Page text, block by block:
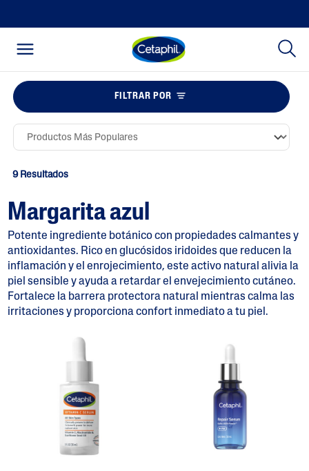
FILTRAR POR
Humectantes
Limpiadores
Problemas En Piel
9 Resultados
Margarita azul
Potente ingrediente botánico con propiedades calmantes y
antioxidantes. Rico en glucósidos iridoides que reducen la
inflamación y el enrojecimiento, este activo natural alivia la
piel sensible y ayuda a retardar el envejecimiento cutáneo.
Fortalece la barrera protectora natural mientras calma las
irritaciones y proporciona confort inmediato a tu piel.